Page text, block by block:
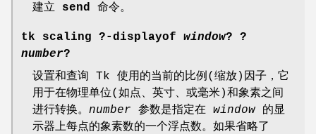
建立 send 命令。
tk scaling ?-displayof window? ?
number?
设置和查询 Tk 使用的当前的比例(缩放)因子，它
用于在物理单位(如点、英寸、或毫米)和象素之间
进行转换。 number 参数是指定在 window 的显
示器上每点的象素数的一个浮点数。如果省略了